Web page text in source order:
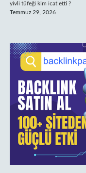
yivli tüfeği kim icat etti ?
Temmuz 29, 2026